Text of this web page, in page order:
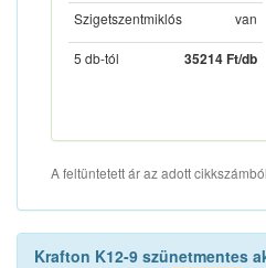
Szigetszentmiklós
van
5 db-tól 35214 Ft/db
A feltüntetett ár az adott
Krafton K12-9 szünetmentes